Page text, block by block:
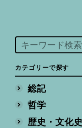
カテゴリーで探す
総記
哲学
歴史・文化史